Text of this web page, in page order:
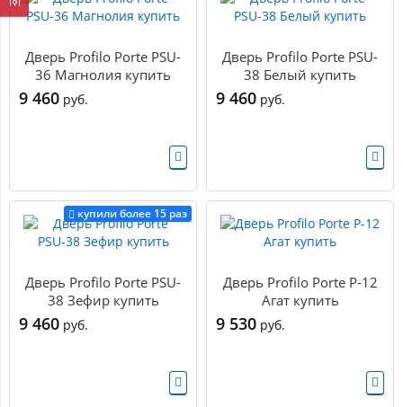
Дверь Profilo Porte PSU-
36 Магнолия купить
9 460 руб.
Дверь Profilo Porte PSU-
38 Белый купить
9 460 руб.
купили более 15 раз
Дверь Profilo Porte PSU-
38 Зефир купить
9 460 руб.
Дверь Profilo Porte P-12
Агат купить
9 530 руб.